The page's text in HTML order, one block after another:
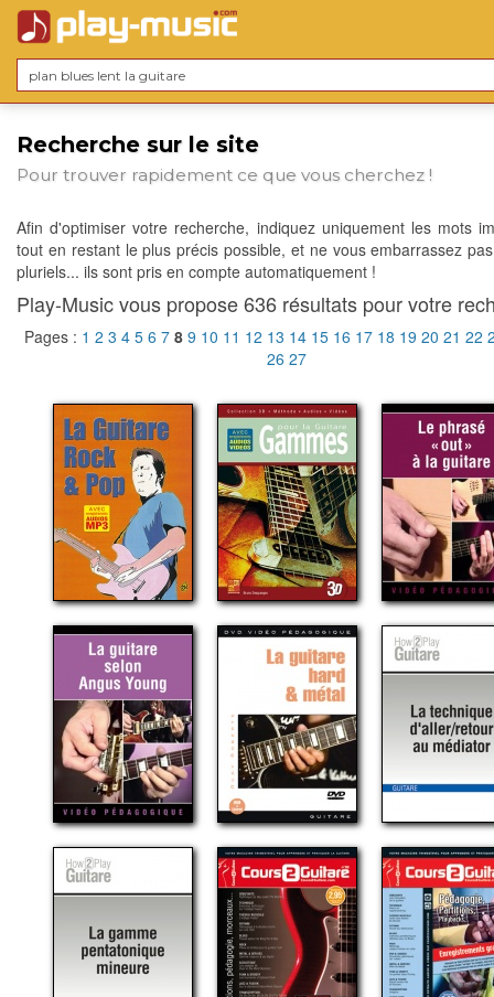
Recherche sur le site
Pour trouver rapidement ce que vous cherchez !
Afin d'optimiser votre recherche, indiquez uniquement les mots
tout en restant le plus précis possible, et ne vous embarrassez
pluriels... ils sont pris en compte automatiquement !
Play-Music vous propose 636 résultats pour votre
Pages : 1 2 3 4 5 6 7 8 9 10 11 12 13 14 15 16 17 18 19 20 21 22
26 27